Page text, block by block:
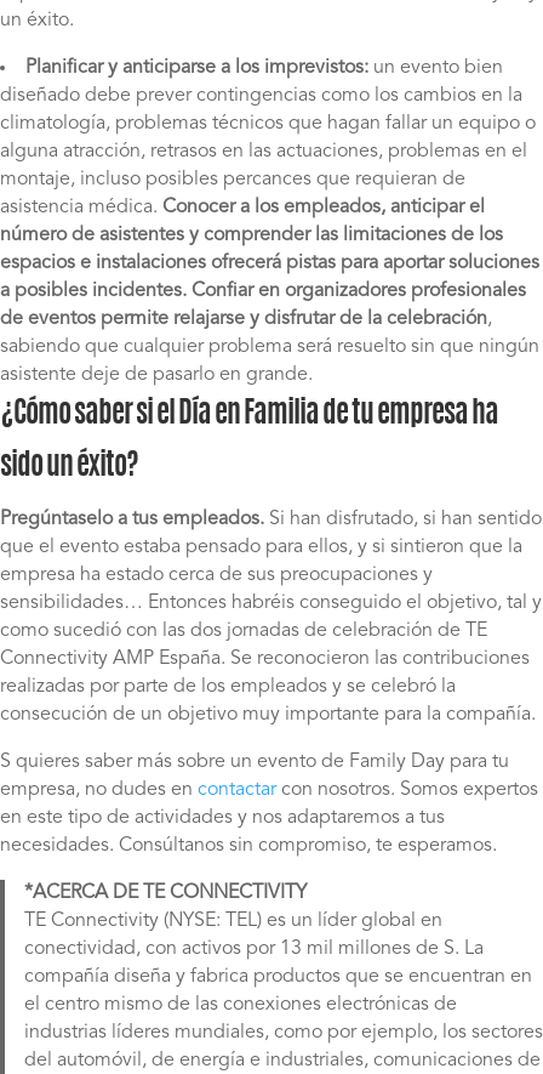
un éxito.
Planificar y anticiparse a los imprevistos: un evento bien
diseñado debe prever contingencias como los cambios en la
climatología, problemas técnicos que hagan fallar un equipo o
alguna atracción, retrasos en las actuaciones, problemas en el
montaje, incluso posibles percances que requieran de
asistencia médica. Conocer a los empleados, anticipar el
número de asistentes y comprender las limitaciones de los
espacios e instalaciones ofrecerá pistas para aportar soluciones
a posibles incidentes. Confiar en organizadores profesionales
de eventos permite relajarse y disfrutar de la celebración,
sabiendo que cualquier problema será resuelto sin que ningún
asistente deje de pasarlo en grande.
¿Cómo saber si el Día en Familia de tu empresa ha
sido un éxito?
Pregúntaselo a tus empleados. Si han disfrutado, si han sentido
que el evento estaba pensado para ellos, y si sintieron que la
empresa ha estado cerca de sus preocupaciones y
sensibilidades… Entonces habréis conseguido el objetivo, tal y
como sucedió con las dos jornadas de celebración de TE
Connectivity AMP España. Se reconocieron las contribuciones
realizadas por parte de los empleados y se celebró la
consecución de un objetivo muy importante para la compañía.
S quieres saber más sobre un evento de Family Day para tu
empresa, no dudes en contactarcon nosotros. Somos expertos
en este tipo de actividades y nos adaptaremos a tus
necesidades. Consúltanos sin compromiso, te esperamos.
*ACERCA DE TE CONNECTIVITY
TE Connectivity (NYSE: TEL) es un líder global en
conectividad, con activos por 13 mil millones de S. La
compañía diseña y fabrica productos que se encuentran en
el centro mismo de las conexiones electrónicas de
industrias líderes mundiales, como por ejemplo, los sectores
del automóvil, de energía e industriales, comunicaciones de